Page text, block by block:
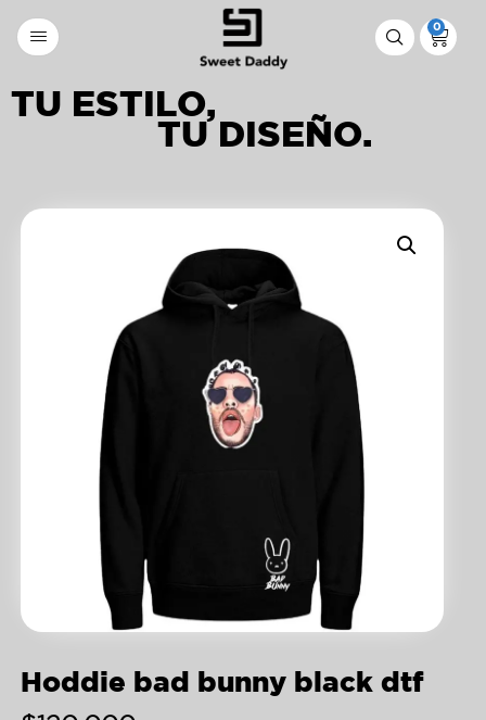
0
TU ESTILO,
TU DISEÑO.
Hoddie bad bunny black dtf